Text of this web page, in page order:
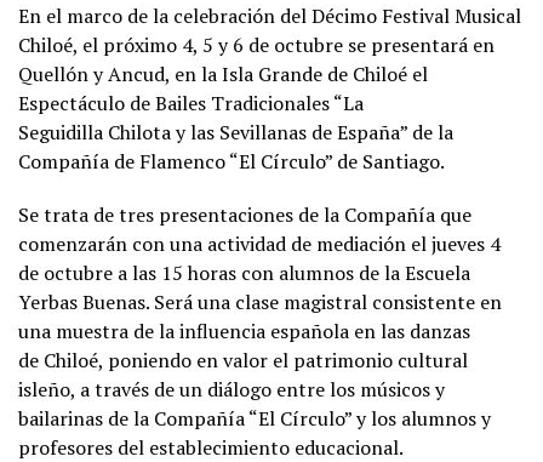
En el marco de la celebración del Décimo Festival Musical
Chiloé, el próximo 4, 5 y 6 de octubre se presentará en
Quellón y Ancud, en la Isla Grande de Chiloé el
Espectáculo de Bailes Tradicionales “La
Seguidilla Chilota y las Sevillanas de España” de la
Compañía de Flamenco “El Círculo” de Santiago.
Se trata de tres presentaciones de la Compañía que
comenzarán con una actividad de mediación el jueves 4
de octubre a las 15 horas con alumnos de la Escuela
Yerbas Buenas. Será una clase magistral consistente en
una muestra de la influencia española en las danzas
de Chiloé, poniendo en valor el patrimonio cultural
isleño, a través de un diálogo entre los músicos y
bailarinas de la Compañía “El Círculo” y los alumnos y
profesores del establecimiento educacional.